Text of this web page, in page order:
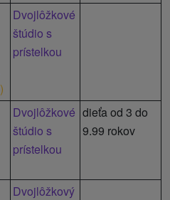
)
Dvojlôžkové
štúdio s
prístelkou
Dvojlôžkové
štúdio s
prístelkou
dieťa od 3 do
9.99 rokov
Dvojlôžkový